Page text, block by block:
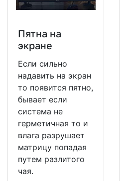
Пятна на
экране
Если сильно
надавить на экран
то появится пятно,
бывает если
система не
герметичная то и
влага разрушает
матрицу попадая
путем разлитого
чая.